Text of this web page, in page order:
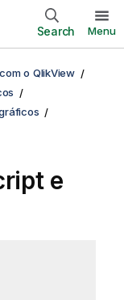
Search Menu
o QlikView
e